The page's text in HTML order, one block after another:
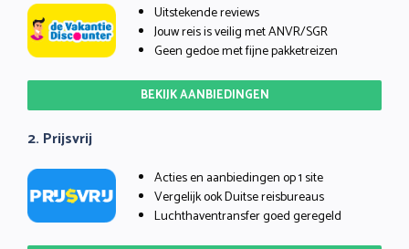
Uitstekende reviews
Jouw reis is veilig met ANVR/SGR
Geen gedoe met fijne pakketreizen
BEKIJK AANBIEDINGEN
2. Prijsvrij
Acties en aanbiedingen op 1 site
Vergelijk ook Duitse reisbureaus
Luchthaventransfer goed geregeld